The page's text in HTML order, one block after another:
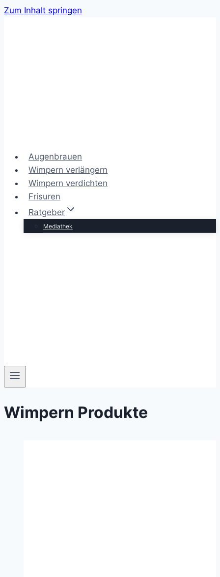
Zum Inhalt springen
Augenbrauen
Wimpern verlängern
Wimpern verdichten
Frisuren
Ratgeber
Mediathek
Wimpern Produkte